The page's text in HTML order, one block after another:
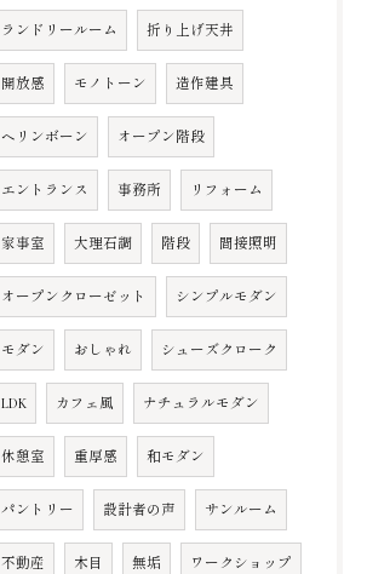
ランドリールーム 折り上げ天井
開放感 モノトーン 造作建具
ヘリンボーン オープン階段
エントランス 事務所 リフォーム
家事室 大理石調 階段 間接照明
オープンクローゼット シンプルモダン
モダン おしゃれ シューズクローク
LDK カフェ風 ナチュラルモダン
休憩室 重厚感 和モダン
パントリー 設計者の声 サンルーム
不動産 木目 無垢 ワークショップ